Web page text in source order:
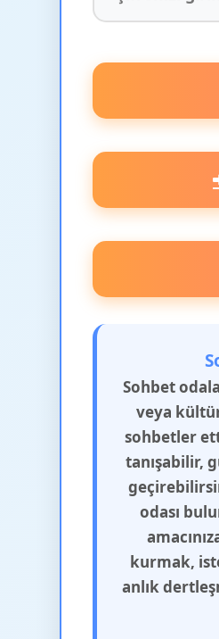
Sohbet
veya
sohbetler
tanışabilir,
odası
kurmak,
anlık